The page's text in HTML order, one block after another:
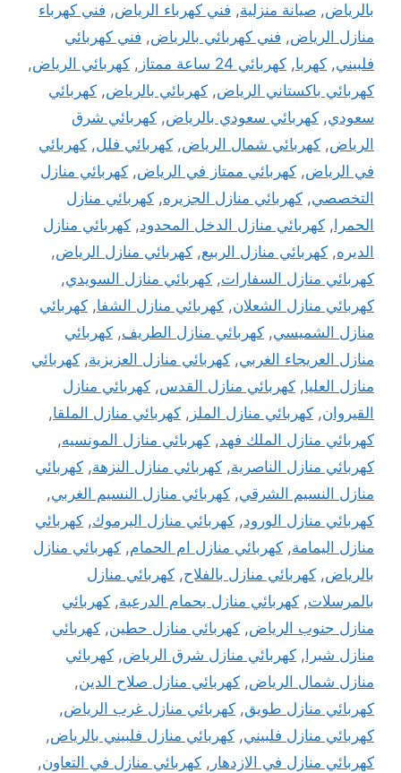
بالرياض, صيانة منزلية, فني كهرباء الرياض, فني كهرباء
منازل الرياض, فني كهربائي بالرياض, فني كهربائي
فلبيني, كهربا, كهربائي 24 ساعة ممتاز , كهربائي الرياض,
كهربائي باكستاني الرياض, كهربائي بالرياض, كهربائي
سعودي, كهربائي سعودي بالرياض, كهربائي شرق
الرياض, كهربائي شمال الرياض, كهربائي فلل, كهربائي
في الرياض, كهربائي ممتاز في الرياض, كهربائي منازل
التخصصي, كهربائي منازل الجزيره, كهربائي منازل
الحمرا , كهربائي منازل الدخل المحدود, كهربائي منازل
الديره, كهربائي منازل الربيع, كهربائي منازل الرياض,
كهربائي منازل السفارات, كهربائي منازل السويدي,
كهربائي منازل الشعلان, كهربائي منازل الشفا, كهربائي
منازل الشميسي, كهربائي منازل الطريف, كهربائي
منازل العريجاء الغربي, كهربائي منازل العزيزية, كهربائي
منازل العليا, كهربائي منازل القدس, كهربائي منازل
القيروان, كهربائي منازل الملز , كهربائي منازل الملقا,
كهربائي منازل الملك فهد, كهربائي منازل المونسيه,
كهربائي منازل الناصرية, كهربائي منازل النزهة, كهربائي
منازل النسيم الشرقي, كهربائي منازل النسيم الغربي,
كهربائي منازل الورود, كهربائي منازل اليرموك, كهربائي
منازل اليمامة, كهربائي منازل ام الحمام, كهربائي منازل
بالرياض, كهربائي منازل بالفلاح, كهربائي منازل
بالمرسلات, كهربائي منازل بحمام الدرعية, كهربائي
منازل جنوب الرياض, كهربائي منازل حطين, كهربائي
منازل شبرا , كهربائي منازل شرق الرياض, كهربائي
منازل شمال الرياض, كهربائي منازل صلاح الدين,
كهربائي منازل طويق, كهربائي منازل غرب الرياض,
كهربائي منازل فلبيني, كهربائي منازل فلبيني بالرياض,
كهربائي منازل في الازدهار , كهربائي منازل في التعاون,